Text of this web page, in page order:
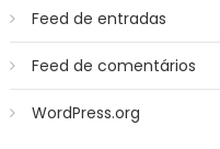
Feed de entradas
Feed de comentários
WordPress.org